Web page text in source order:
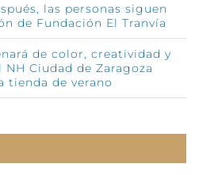
las personas siguen
de Fundación El Tranvía
de color, creatividad y
NH Ciudad de Zaragoza
tienda de verano